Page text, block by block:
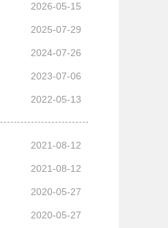
2026-05-15
2025-07-29
2024-07-26
2023-07-06
2022-05-13
2021-08-12
2021-08-12
2020-05-27
2020-05-27